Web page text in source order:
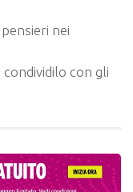
nei
con gli